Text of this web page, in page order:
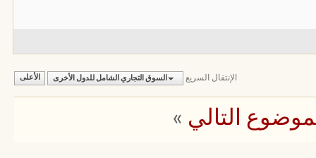
الإنتقال السريع السوق التجاري الشامل للدول الأخرى الأعلى
التالي »